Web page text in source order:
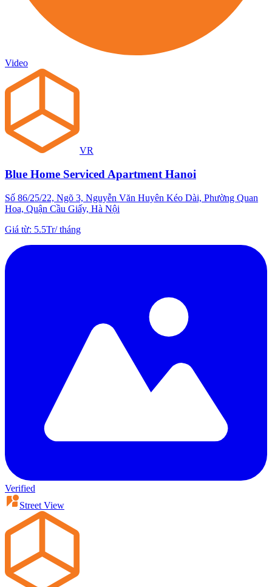
Video
VR
Blue Home Serviced Apartment Hanoi
Số 86/25/22, Ngõ 3, Nguyễn Văn Huyên Kéo Dài, Phường Quan
Hoa, Quận Cầu Giấy, Hà Nội
Giá từ: 5.5Tr/tháng
Verified
Street View